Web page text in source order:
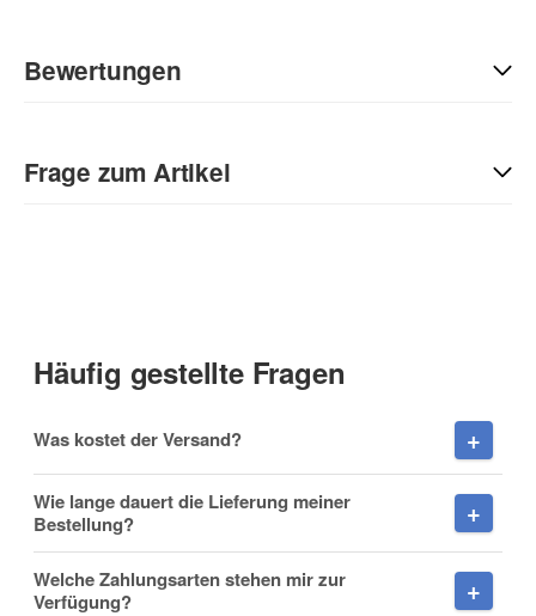
Bewertungen
Sie Anderen bei der Kaufentscheidung:
Frage zum Artikel
Nachname
Häufig gestellte Fragen
Was kostet der Versand?
Wie lange dauert die Lieferung meiner
Bestellung?
Welche Zahlungsarten stehen mir zur
Verfügung?